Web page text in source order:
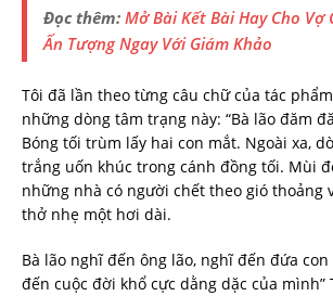
Đọc thêm: Mở Bài Kết Bài Hay Cho Vợ
Ấn Tượng Ngay Với Giám Khảo
Tôi đã lần theo từng câu chữ của tác
những dòng tâm trạng này: “Bà lão đăm
Bóng tối trùm lấy hai con mắt. Ngoài xa,
trắng uốn khúc trong cánh đồng tối. Mùi
những nhà có người chết theo gió thoảng
thở nhẹ một hơi dài.
Bà lão nghĩ đến ông lão, nghĩ đến đứa
đến cuộc đời khổ cực dằng dặc của mình”